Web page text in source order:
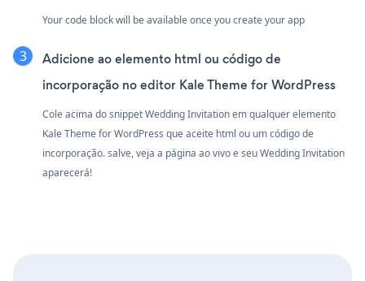
Your code block will be available once you create your app
Adicione ao elemento html ou código de
incorporação no editor Kale Theme for WordPress
Cole acima do snippet Wedding Invitation em qualquer elemento
Kale Theme for WordPress que aceite html ou um código de
incorporação. salve, veja a página ao vivo e seu Wedding Invitation
aparecerá!